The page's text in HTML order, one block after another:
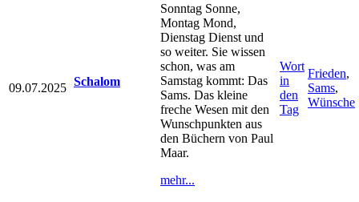
09.07.2025 Schalom
Sonntag Sonne,
Montag Mond,
Dienstag Dienst und
so weiter. Sie wissen
schon, was am
Samstag kommt: Das
Sams. Das kleine
freche Wesen mit den
Wunschpunkten aus
den Büchern von Paul
Maar.
mehr...
Wort
in
den
Tag
Frieden,
Sams,
Wünsche